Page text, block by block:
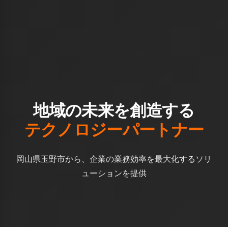
地域の未来を創造する
テクノロジーパートナー
岡山県玉野市から、企業の業務効率を最大化するソリ
ューションを提供